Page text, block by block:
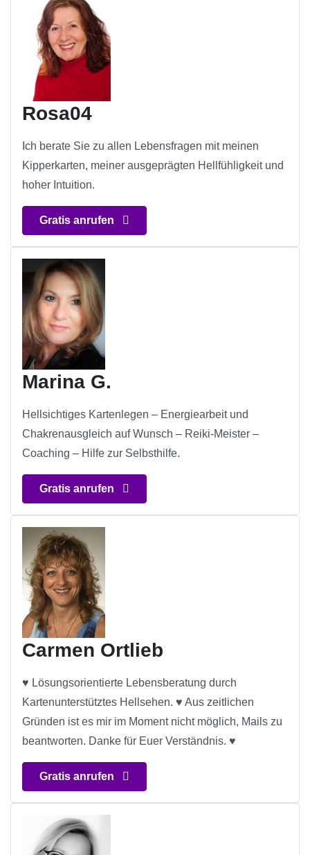
Rosa04
Ich berate Sie zu allen Lebensfragen mit meinen
Kipperkarten, meiner ausgeprägten Hellfühligkeit und
hoher Intuition.
Gratis anrufen
Marina G.
Hellsichtiges Kartenlegen – Energiearbeit und
Chakrenausgleich auf Wunsch – Reiki-Meister –
Coaching – Hilfe zur Selbsthilfe.
Gratis anrufen
Carmen Ortlieb
♥ Lösungsorientierte Lebensberatung durch
Kartenunterstütztes Hellsehen. ♥ Aus zeitlichen
Gründen ist es mir im Moment nicht möglich, Mails zu
beantworten. Danke für Euer Verständnis. ♥
Gratis anrufen